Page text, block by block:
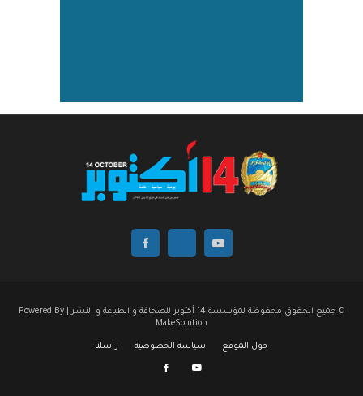
© جميع الحقوق محفوظة لمؤسسة 14 أكتوبر للصحافة و الطباعة و النشر | Powered By
MakeSolution
حول الموقع سياسة الخصوصية راسلنا